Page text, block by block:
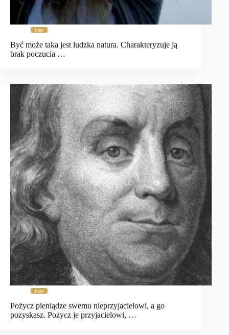
Inne
Być może taka jest ludzka natura. Charakteryzuje ją
brak poczucia …
Inne
Pożycz pieniądze swemu nieprzyjacielowi, a go
pozyskasz. Pożycz je przyjacielowi, …